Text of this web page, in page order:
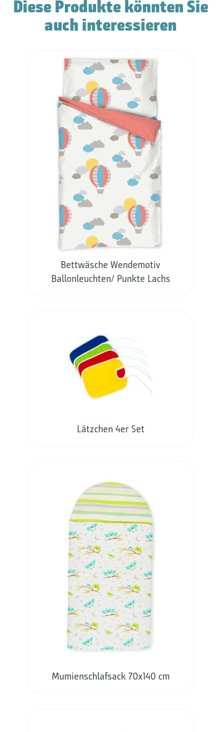
Diese Produkte könnten Sie
auch interessieren
Bettwäsche Wendemotiv
Ballonleuchten/ Punkte Lachs
Lätzchen 4er Set
Mumienschlafsack 70x140 cm